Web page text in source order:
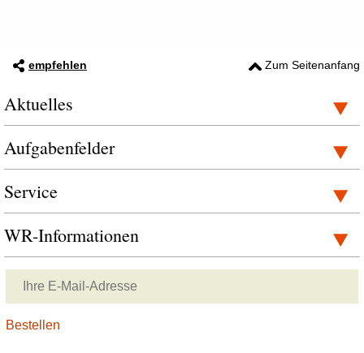
empfehlen Zum Seitenanfang
Aktuelles
Aufgabenfelder
Service
WR-Informationen